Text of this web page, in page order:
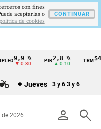
9,9 %
▼ 0.30
2,8 %
▲ 0.10
TRM
Jueves 3 y 6 3 y 6
person search
de 2026
con fines
aceptarlas o
politica de cookies
CONTINUAR